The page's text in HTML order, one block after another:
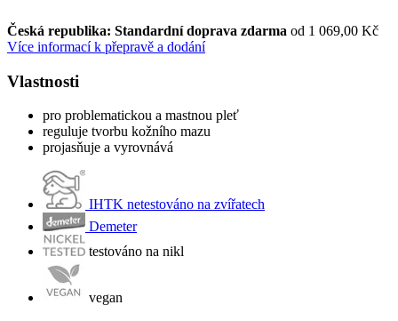
Česká republika: Standardní doprava zdarma od 1 069,00 Kč
Více informací k přepravě a dodání
Vlastnosti
pro problematickou a mastnou pleť
reguluje tvorbu kožního mazu
projasňuje a vyrovnává
IHTK netestováno na zvířatech
Demeter
testováno na nikl
vegan